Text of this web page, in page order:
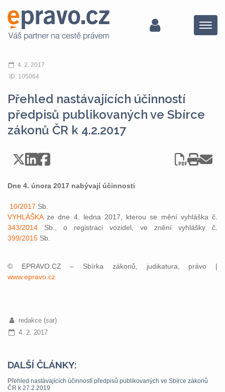
Menu
4. 2. 2017
ID: 105064
Přehled nastávajících účinností
předpisů publikovaných ve Sbírce
zákonů ČR k 4.2.2017
Dne 4. února 2017 nabývají účinnosti
10/2017 Sb.
VYHLÁŠKAze dne 4. ledna 2017, kterou se mění vyhláška č.
343/2014 Sb., o registraci vozidel, ve znění vyhlášky č.
399/2015 Sb.
© EPRAVO.CZ – Sbírka zákonů, judikatura, právo |
www.epravo.cz
redakce (sar)
4. 2. 2017
DALŠÍ ČLÁNKY:
Přehled nastávajících účinností předpisů publikovaných ve Sbírce zákonů
ČR k 27.2.2019